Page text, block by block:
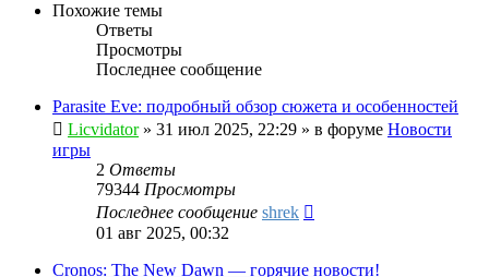
Похожие темы
Ответы
Просмотры
Последнее сообщение
Parasite Eve: подробный обзор сюжета и особенностей
Licvidator» 31 июл 2025, 22:29 » в форуме Новости
игры
2 Ответы
79344 Просмотры
Последнее сообщение shrek
01 авг 2025, 00:32
Cronos: The New Dawn — горячие новости!